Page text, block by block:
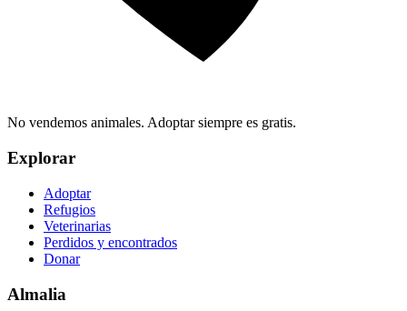
No vendemos animales. Adoptar siempre es gratis.
Explorar
Adoptar
Refugios
Veterinarias
Perdidos y encontrados
Donar
Almalia